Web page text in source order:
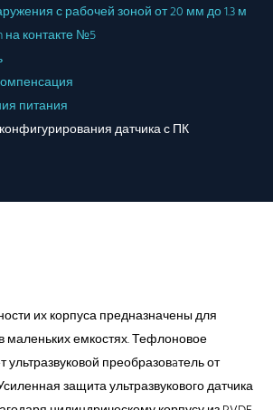
с рабочей зоной от 20 мм до 1.3 м
на контакте №5
питания
датчика с ПК
их корпуса предназначены для
маленьких емкостях. Тефлоновое
преобразовaтель от
защита ультразвукового датчика